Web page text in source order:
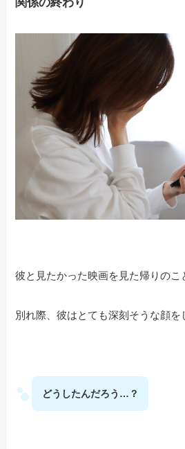
彼と見たかった映画を見た帰りのこ
別れ際、彼はとても深刻そうな顔を
どうしたんだろう…？